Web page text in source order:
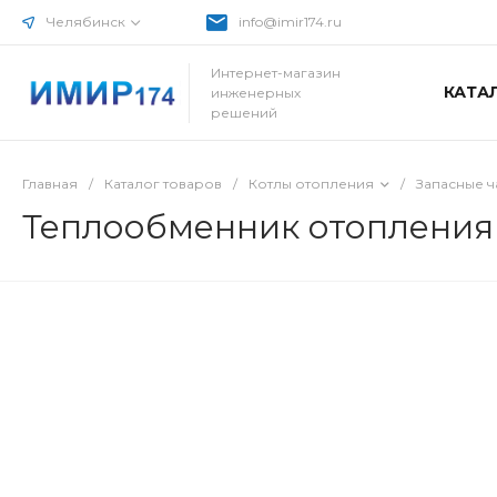
Челябинск info@imir174.ru
Интернет-магазин
инженерных
решений
Главная / Каталог товаров / Котлы отопления / Запасные
Теплообменник